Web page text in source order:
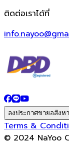
ติดต่อเราได้ที่
ลงประกาศขายอสังห
Terms &
© 2024 NaYoo